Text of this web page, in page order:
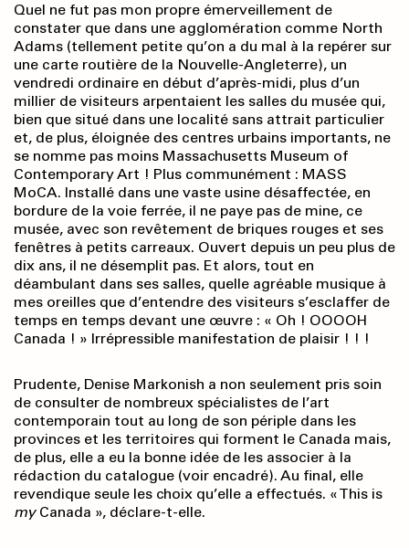
Quel ne fut pas mon propre émerveillement de
constater que dans une agglomération comme North
Adams (tellement petite qu’on a du mal à la repérer sur
une carte routière de la Nouvelle-Angleterre), un
vendredi ordinaire en début d’après-midi, plus d’un
millier de visiteurs arpentaient les salles du musée qui,
bien que situé dans une localité sans attrait particulier
et, de plus, éloignée des centres urbains importants, ne
se nomme pas moins Massachusetts Museum of
Contemporary Art ! Plus commu­nément : MASS
MoCA. Installé dans une vaste usine désaffectée, en
bordure de la voie ferrée, il ne paye pas de mine, ce
musée, avec son revê­tement de briques rouges et ses
fenêtres à petits carreaux. Ouvert depuis un peu plus de
dix ans, il ne désemplit pas. Et alors, tout en
déambulant dans ses salles, quelle agréable musique à
mes oreilles que d’entendre des visiteurs s’esclaffer de
temps en temps devant une œuvre : « Oh ! OOOOH
Canada ! » Irrépressible manifestation de plaisir ! ! !
Prudente, Denise Markonish a non seulement pris soin
de consulter de nombreux spécialistes de l’art
contemporain tout au long de son périple dans les
provinces et les territoires qui forment le Canada mais,
de plus, elle a eu la bonne idée de les associer à la
rédaction du catalogue (voir encadré). Au final, elle
revendique seule les choix qu’elle a effectués. « This is
my Canada », déclare-t-elle.